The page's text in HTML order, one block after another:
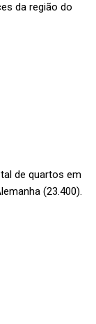
da região do
de quartos em
(23.400).